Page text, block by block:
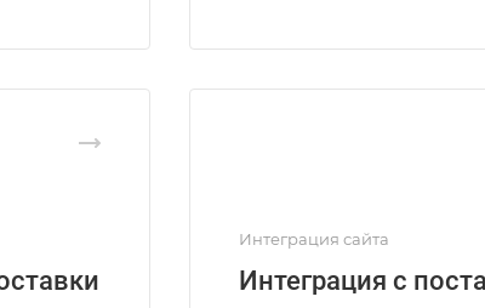
Интеграция сайта
Интеграция с